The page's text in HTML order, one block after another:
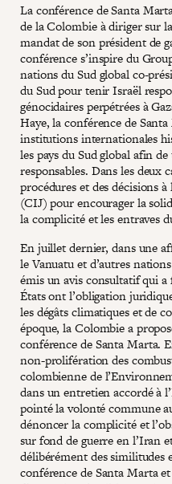
La conférence de Santa
de la Colombie à diriger sur
mandat de son président de
conférence s’inspire du
nations du Sud global co-
du Sud pour tenir Israël
génocidaires perpétrées à
Haye, la conférence de
institutions internationales
les pays du Sud global afin
responsables. Dans les deux
procédures et des décisions
(CIJ) pour encourager la
la complicité et les entraves
En juillet dernier, dans une
le Vanuatu et d’autres
émis un avis consultatif qui
États ont l’obligation
les dégâts climatiques et de
époque, la Colombie a
conférence de Santa Marta.
non-prolifération des
colombienne de
dans un entretien accordé à
pointé la volonté commune
dénoncer la complicité et
sur fond de guerre en l’Iran
délibérément des similitudes
conférence de Santa Marta